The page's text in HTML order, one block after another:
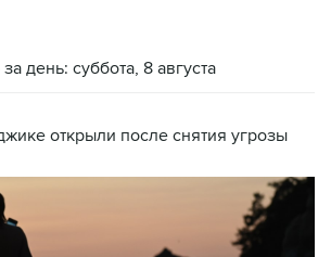
день: суббота, 8 августа
открыли после снятия угрозы